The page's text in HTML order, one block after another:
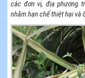
các đơn vị, địa phương
nhằm hạn chế thiệt hại và